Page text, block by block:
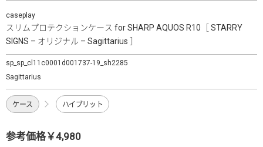
caseplay
スリムプロテクションケース for SHARP AQUOS R10［ STARRY
SIGNS – オリジナル – Sagittarius ］
sp_sp_cl11c0001d001737-19_sh2285
Sagittarius
ケース ハイブリット
参考価格￥4,980